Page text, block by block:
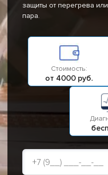
защиты от перегрева
пара.
Стоимость:
от 4000 руб.